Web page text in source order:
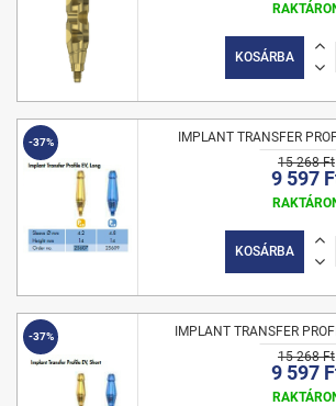
KOSÁRBA
-37%
IMPLANT TRANSFER
15 268 Ft
9 597
KOSÁRBA
-37%
IMPLANT TRANSFER
15 268 Ft
9 597